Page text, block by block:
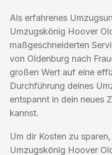
Als erfahrenes
Umzugskönig Hoover
maßgeschneiderten
von Oldenburg nach
großen Wert auf eine
Durchführung deines
entspannt in dein neues
kannst.
Um dir Kosten zu
Umzugskönig Hoover